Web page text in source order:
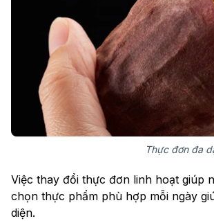
Thực đơn đa
Việc thay đổi thực đơn linh hoạt giúp
chọn thực phẩm phù hợp mỗi ngày
diện.